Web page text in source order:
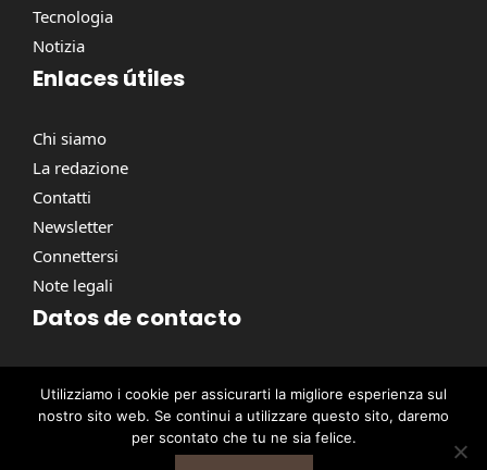
Tecnologia
Notizia
Enlaces útiles
Chi siamo
La redazione
Contatti
Newsletter
Connettersi
Note legali
Datos de contacto
contact@pausacaffe.net
+39 06 9453 2781
Utilizziamo i cookie per assicurarti la migliore esperienza sul
nostro sito web. Se continui a utilizzare questo sito, daremo
per scontato che tu ne sia felice.